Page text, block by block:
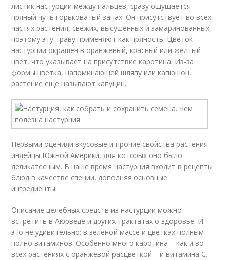
листик настурции между пальцев, сразу ощущается
пряный чуть горьковатый запах. Он присутствует во всех
частях растения, свежих, высушенных и замаринованных,
поэтому эту траву применяют как пряность. Цветок
настурции окрашен в оранжевый, красный или жёлтый
цвет, что указывает на присутствие каротина. Из-за
формы цветка, напоминающей шляпу или капюшон,
растение ещё называют капуцин.
Первыми оценили вкусовые и прочие свойства растения
индейцы Южной Америки, для которых оно было
деликатесным. В наше время настурция входит в рецепты
блюд в качестве специи, дополняя основные
ингредиенты.
Описание целебных средств из настурции можно
встретить в Аюрведе и других трактатах о здоровье. И
это не удивительно: в зелёной массе и цветках полным-
полно витаминов. Особенно много каротина – как и во
всех растениях с оранжевой расцветкой – и витамина С.